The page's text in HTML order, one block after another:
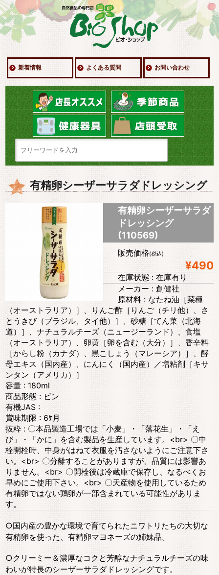
新着情報 よくある質問 お問い合わせ
有精卵シーザーサラダドレッシング
有精卵シーザーサラダ
ドレッシング
(110569)
販売価格(税込)
¥490
在庫状態 : 在庫有り
メーカー : 創健社
原材料 : なたね油［菜種
（オーストラリア）］、りんご酢［りんご（チリ他）、さ
とうきび（ブラジル、タイ他）］、砂糖［てん菜（北海
道）］、ナチュラルチーズ（ニュージーランド）、食塩
（オーストラリア）、卵黄［卵を含む（大分）］、香辛料
［からし粉（カナダ）、黒こしょう（マレーシア）］、酵
母エキス（国内産）、にんにく（国内産）／増粘剤［キサ
ンタン（アメリカ）］
容量 : 180ml
商品形態 : ビン
有機JAS :
賞味期限 : 6ｹ月
抜粋 : 〇本品製造工場では「小麦」・「落花生」・「え
び」・「かに」を含む製品を生産しています。<br> 〇中
栓開栓時、中身がはねて衣服を汚さないようにご注意下さ
い。<br> 〇分離することがありますが、品質には影響あ
りません。<br> 〇開栓後は冷蔵庫で保存し、なるべくお
早めにご使用下さい。<br> 〇天産物を使用しているため
有精卵ではない鶏卵が一部含まれている可能性がありま
す。
○国内産の豊かな環境で育てられたニワトリたちの大切な
有精卵を使った、有精卵マヨネーズの姉妹品。
○クリーミー＆濃厚なコクと芳醇なナチュラルチーズの味
わいが特長のシーザーサラダドレッシングです。